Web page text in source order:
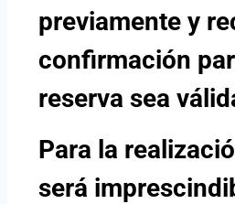
previamente y
confirmación
reserva sea
Para la
será